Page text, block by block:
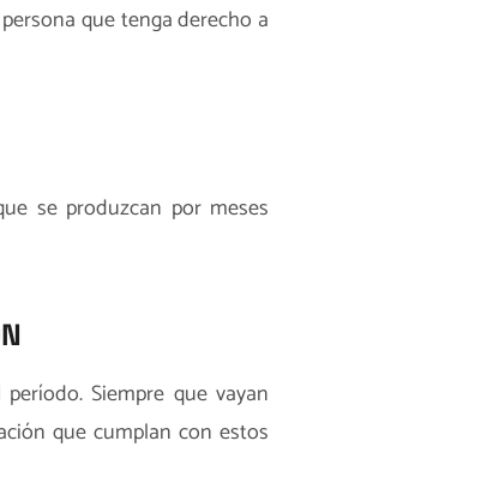
que tenga derecho a
se produzcan por meses
Siempre que vayan
que cumplan con estos